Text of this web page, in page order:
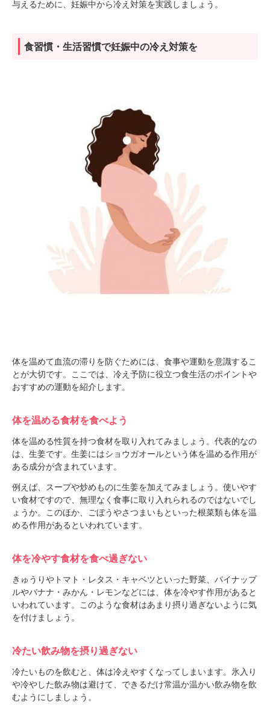
与えるために、妊娠中から冷え対策を実践しましょう。
食習慣・生活習慣で妊娠中の冷え対策を
体を温めて血流の滞りを防ぐためには、食事や運動を意識するこ
とが大切です。ここでは、冷え予防に役立つ食生活のポイントや
おすすめの運動を紹介します。
体を温める食材を食べよう
体を温める性質を持つ食材を取り入れてみましょう。代表的なの
は、生姜です。生姜にはショウガオールという体を温める作用が
ある成分が含まれています。
例えば、スープや炒めものに生姜を加えてみましょう。使いやす
い食材ですので、無理なく食事に取り入れられるのではないでし
ょうか。このほか、ごぼうやさつまいもといった根菜類も体を温
める作用があるといわれています。
体を冷やす食材を食べ過ぎない
きゅうりやトマト・レタス・キャベツといった野菜、パイナップ
ルやバナナ・みかん・レモンなどには、体を冷やす作用があると
いわれています。このような食材はあまり摂り過ぎないように気
を付けましょう。
冷たい飲み物を摂り過ぎない
冷たいものを飲むと、体は冷えやすくなってしまいます。氷入り
や冷やした飲み物は避けて、できるだけ常温か温かい飲み物を飲
むようにしましょう。